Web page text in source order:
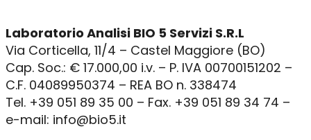
Laboratorio Analisi BIO 5 Servizi S.R.L
Via Corticella, 11/4 – Castel Maggiore (BO)
Cap. Soc.: € 17.000,00 i.v. – P. IVA 00700151202 –
C.F. 04089950374 – REA BO n. 338474
Tel. +39 051 89 35 00 – Fax. +39 051 89 34 74 –
e-mail: info@bio5.it